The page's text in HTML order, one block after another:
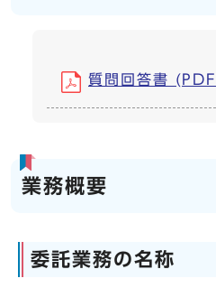
質問回答書
業務概要
委託業務の名称